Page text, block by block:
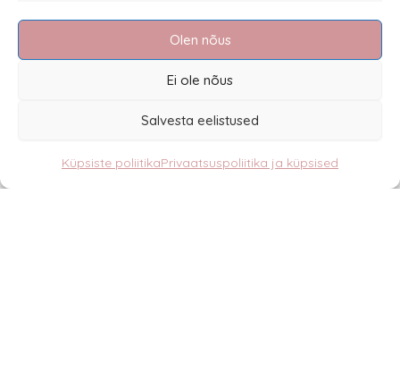
Olen nõus
Ei ole nõus
Salvesta eelistused
Küpsiste poliitikaPrivaatsuspoliitika ja küpsised
katet teisele käru mudelile
lükkesanga katete mudelite valikut SIIT.
Sannale OÜ